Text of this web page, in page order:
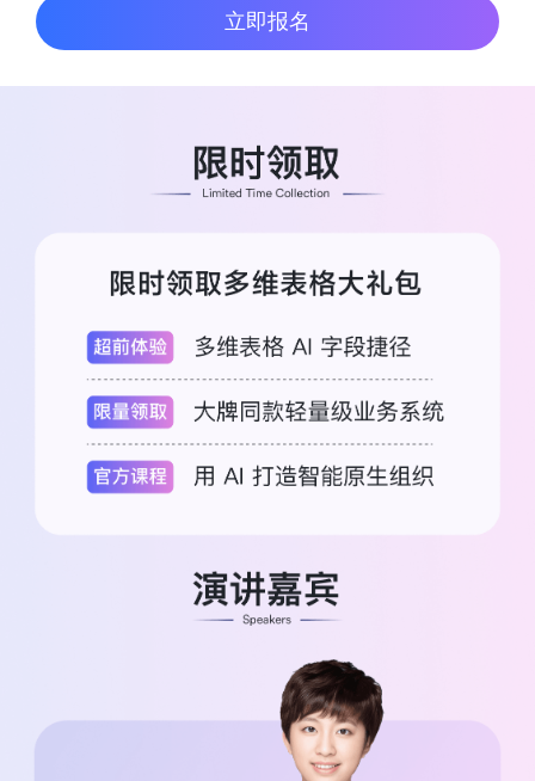
立即报名